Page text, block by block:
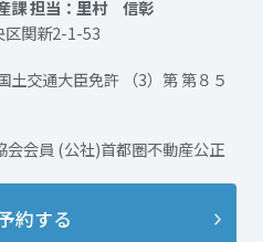
課 担当：里村 信彰
区関新2-1-53
交通大臣免許 （3）第 第８５
会員 (公社)首都圏不動産公正
約する